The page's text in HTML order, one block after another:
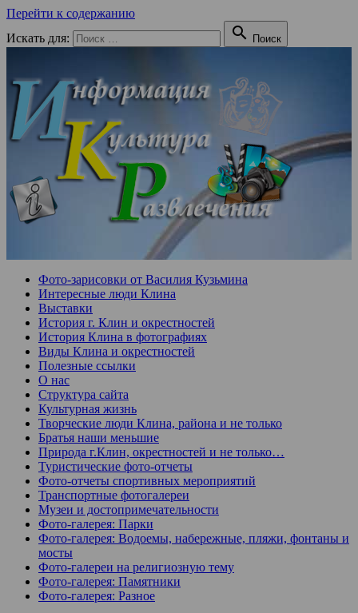
Перейти к содержанию
Искать для:
 Поиск
Фото-зарисовки от Василия Кузьмина
Интересные люди Клина
Выставки
История г. Клин и окрестностей
История Клина в фотографиях
Виды Клина и окрестностей
Полезные ссылки
О нас
Структура сайта
Культурная жизнь
Творческие люди Клина, района и не только
Братья наши меньшие
Природа г.Клин, окрестностей и не только…
Туристические фото-отчеты
Фото-отчеты спортивных мероприятий
Транспортные фотогалереи
Музеи и достопримечательности
Фото-галерея: Парки
Фото-галерея: Водоемы, набережные, пляжи, фонтаны и
мосты
Фото-галереи на религиозную тему
Фото-галерея: Памятники
Фото-галерея: Разное